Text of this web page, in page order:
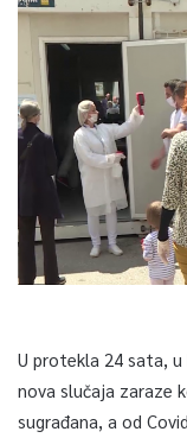
U protekla 24 sata,
nova slučaja zaraze
sugrađana, a od